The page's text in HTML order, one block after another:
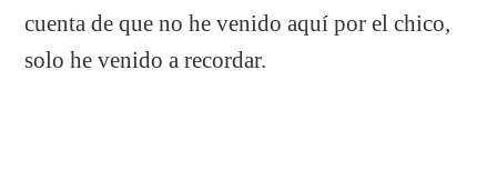
cuenta de que no he venido aquí por el chico,
solo he venido a recordar.